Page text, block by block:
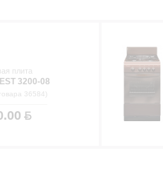
плита
3200-08
36584)